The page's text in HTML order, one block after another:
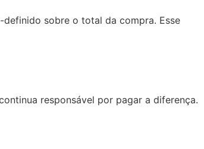
sobre o total da compra. Esse
responsável por pagar a diferença.